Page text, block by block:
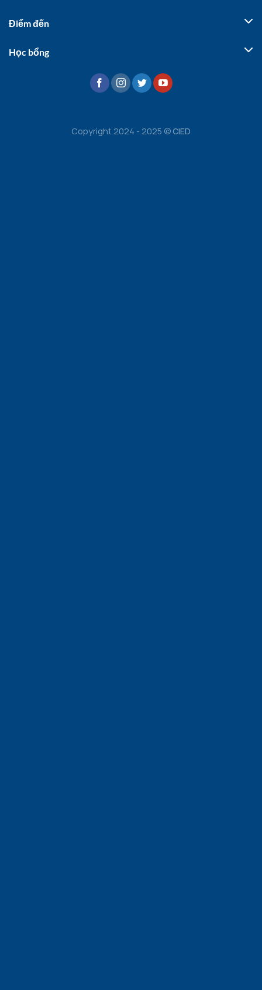
Điểm đến
Học bổng
Copyright 2024 - 2025 ©CIED